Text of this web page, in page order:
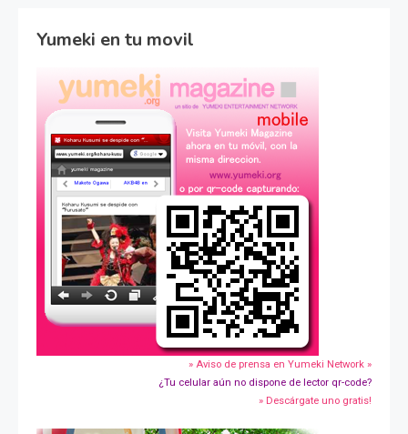
Yumeki en tu movil
» Aviso de prensa en Yumeki Network »
¿Tu celular aún no dispone de lector qr-code?
» Descárgate uno gratis!